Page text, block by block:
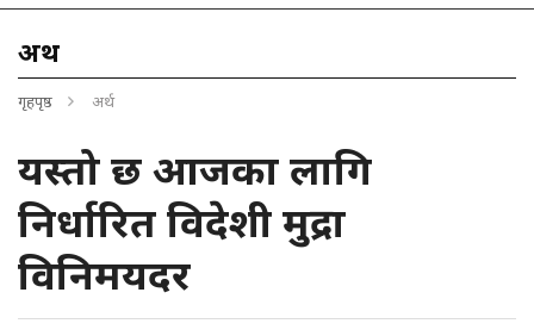
अर्थ
गृहपृष्ठ अर्थ
यस्तो छ आजका लागि
निर्धारित विदेशी मुद्रा
विनिमयदर